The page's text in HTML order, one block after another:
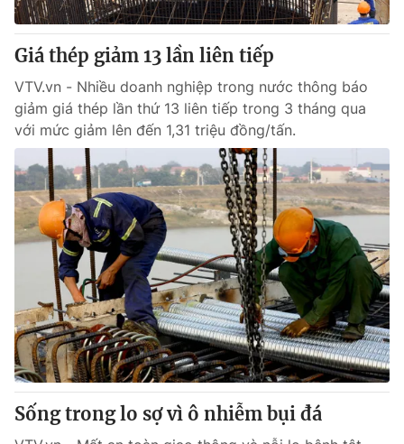
Giá thép giảm 13 lần liên tiếp
VTV.vn - Nhiều doanh nghiệp trong nước thông báo
giảm giá thép lần thứ 13 liên tiếp trong 3 tháng qua
với mức giảm lên đến 1,31 triệu đồng/tấn.
Sống trong lo sợ vì ô nhiễm bụi đá